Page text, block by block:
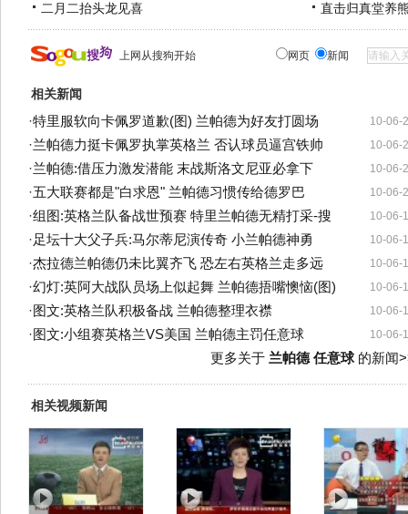
二月二抬头龙见喜 直击归真堂养
上网从搜狗开始 网页 新闻
相关新闻
10-06-
·特里服软向卡佩罗道歉(图) 兰帕德为好友打圆场
10-06-
·兰帕德力挺卡佩罗执掌英格兰 否认球员逼宫铁帅
10-06-
·兰帕德:借压力激发潜能 末战斯洛文尼亚必拿下
10-06-
·五大联赛都是"白求恩" 兰帕德习惯传给德罗巴
10-06-
·组图:英格兰队备战世预赛 特里兰帕德无精打采-搜
10-06-
·足坛十大父子兵:马尔蒂尼演传奇 小兰帕德神勇
10-06-
·杰拉德兰帕德仍未比翼齐飞 恐左右英格兰走多远
10-06-
·幻灯:英阿大战队员场上似起舞 兰帕德捂嘴懊恼(图)
10-06-
· 图文:英格兰队积极备战 兰帕德整理衣襟
10-06-
· 图文:小组赛英格兰VS美国 兰帕德主罚任意球
更多关于 兰帕德 任意球的新闻
相关视频新闻